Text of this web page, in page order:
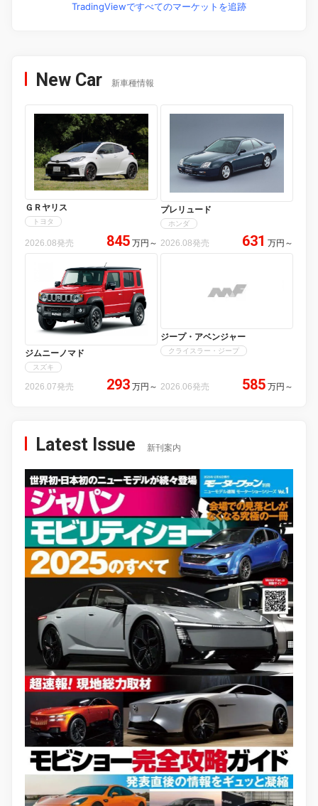
TradingViewですべてのマーケットを追跡
New Car 新車種情報
ＧＲヤリス
トヨタ
2026.08発売 845 万円 ～
プレリュード
ホンダ
2026.08発売 631 万円 ～
ジムニーノマド
スズキ
2026.07発売 293 万円 ～
ジープ・アベンジャー
クライスラー・ジープ
2026.06発売 585 万円 ～
Latest Issue 新刊案内